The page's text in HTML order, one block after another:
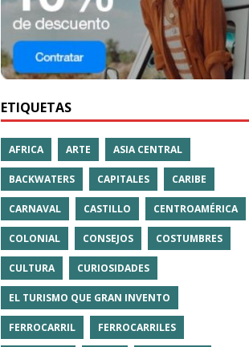
ETIQUETAS
AFRICA ARTE ASIA CENTRAL
BACKWATERS CAPITALES CARIBE
CARNAVAL CASTILLO CENTROAMÉRICA
COLONIAL CONSEJOS COSTUMBRES
CULTURA CURIOSIDADES
EL TURISMO QUE GRAN INVENTO
FERROCARRIL FERROCARRILES